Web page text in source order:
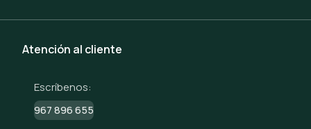
Atención al cliente
Escríbenos:
967 896 655